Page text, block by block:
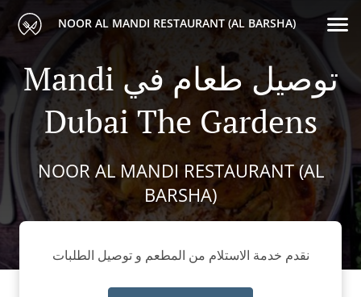
NOOR AL MANDI RESTAURANT (AL BARSHA)
Mandi توصيل طعام في
Dubai The Gardens
NOOR AL MANDI RESTAURANT (AL
BARSHA)
نقدم خدمة الاستلام من المطعم و توصيل الطلبات